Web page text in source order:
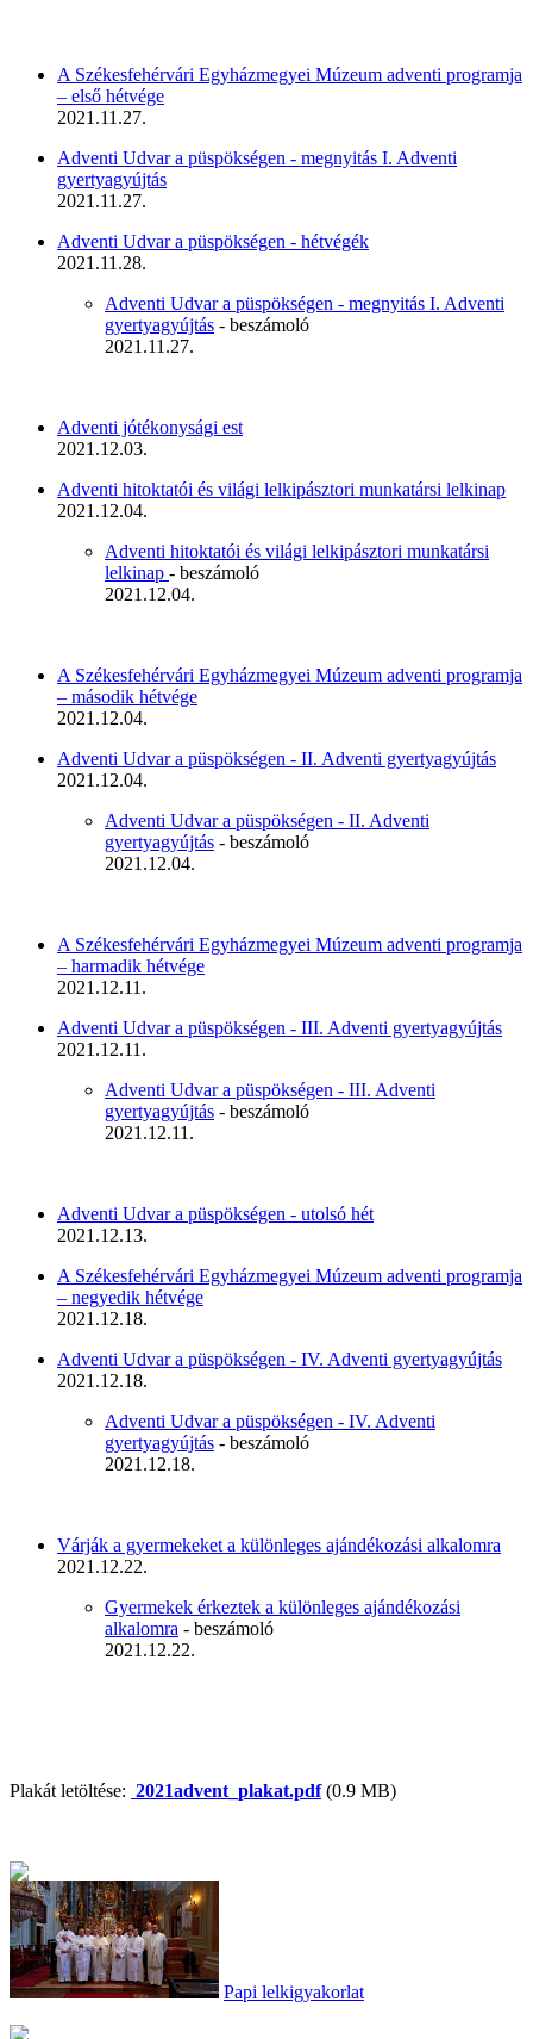
A Székesfehérvári Egyházmegyei Múzeum adventi programja
– első hétvége
2021.11.27.
Adventi Udvar a püspökségen - megnyitás I. Adventi
gyertyagyújtás
2021.11.27.
Adventi Udvar a püspökségen - hétvégék
2021.11.28.
Adventi Udvar a püspökségen - megnyitás I. Adventi
gyertyagyújtás - beszámoló
2021.11.27.
Adventi jótékonysági est
2021.12.03.
Adventi hitoktatói és világi lelkipásztori munkatársi lelkinap
2021.12.04.
Adventi hitoktatói és világi lelkipásztori munkatársi
lelkinap - beszámoló
2021.12.04.
A Székesfehérvári Egyházmegyei Múzeum adventi programja
– második hétvége
2021.12.04.
Adventi Udvar a püspökségen - II. Adventi gyertyagyújtás
2021.12.04.
Adventi Udvar a püspökségen - II. Adventi
gyertyagyújtás - beszámoló
2021.12.04.
A Székesfehérvári Egyházmegyei Múzeum adventi programja
– harmadik hétvége
2021.12.11.
Adventi Udvar a püspökségen - III. Adventi gyertyagyújtás
2021.12.11.
Adventi Udvar a püspökségen - III. Adventi
gyertyagyújtás - beszámoló
2021.12.11.
Adventi Udvar a püspökségen - utolsó hét
2021.12.13.
A Székesfehérvári Egyházmegyei Múzeum adventi programja
– negyedik hétvége
2021.12.18.
Adventi Udvar a püspökségen - IV. Adventi gyertyagyújtás
2021.12.18.
Adventi Udvar a püspökségen - IV. Adventi
gyertyagyújtás - beszámoló
2021.12.18.
Várják a gyermekeket a különleges ajándékozási alkalomra
2021.12.22.
Gyermekek érkeztek a különleges ajándékozási
alkalomra - beszámoló
2021.12.22.
Plakát letöltése: 2021advent_plakat.pdf(0.9 MB)
Papi lelkigyakorlat